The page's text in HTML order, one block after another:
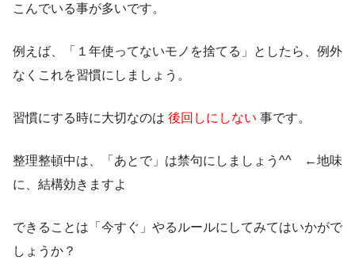
こんでいる事が多いです。
例えば、「１年使ってないモノを捨てる」としたら、例外
なくこれを習慣にしましょう。
習慣にする時に大切なのは 後回しにしない 事です。
整理整頓中は、「あとで」は禁句にしましょう^^ ←地味
に、結構効きますよ
できることは「今すぐ」やるルールにしてみてはいかがで
しょうか？